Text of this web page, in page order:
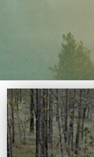
здесь